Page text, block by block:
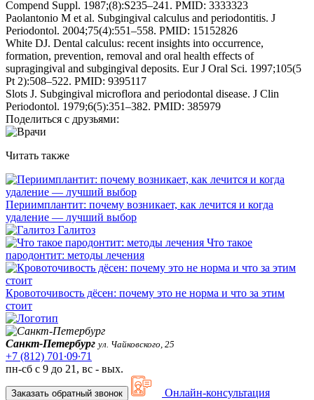
Compend Suppl. 1987;(8):S235–241. PMID: 3333323
Paolantonio M et al. Subgingival calculus and periodontitis. J
Periodontol. 2004;75(4):551–558. PMID: 15152826
White DJ. Dental calculus: recent insights into occurrence,
formation, prevention, removal and oral health effects of
supragingival and subgingival deposits. Eur J Oral Sci. 1997;105(5
Pt 2):508–522. PMID: 9395117
Slots J. Subgingival microflora and periodontal disease. J Clin
Periodontol. 1979;6(5):351–382. PMID: 385979
Поделиться с друзьями:
Читать также
Периимплантит: почему возникает, как лечится и когда
удаление — лучший выбор
Галитоз
Что такое
пародонтит: методы лечения
Кровоточивость дёсен: почему это не норма и что за этим
стоит
Санкт-Петербург ул. Чайковского, 25
+7 (812) 701∙09∙71
пн-сб с 9 до 21, вс - вых.
Заказать обратный звонок
Онлайн-консультация